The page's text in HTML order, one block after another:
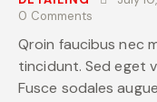
0 Comments
Qroin faucibus nec
tincidunt. Sed eget
Fusce sodales